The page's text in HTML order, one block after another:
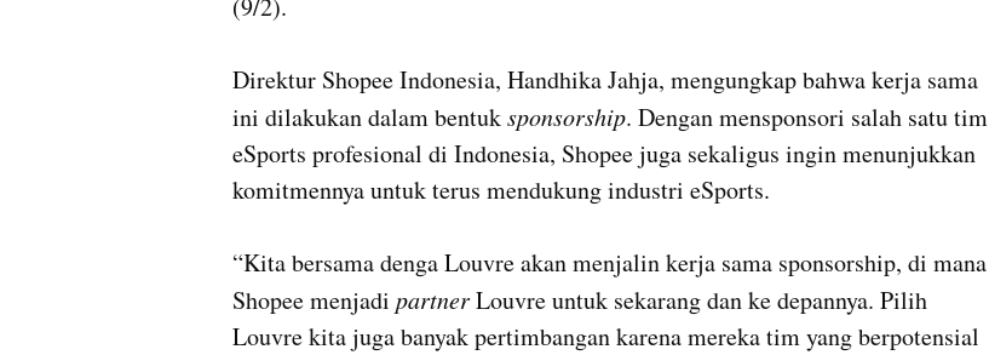
(9/2).
Direktur Shopee Indonesia, Handhika Jahja, mengungkap bahwa kerja sama
ini dilakukan dalam bentuk sponsorship. Dengan mensponsori salah satu tim
eSports profesional di Indonesia, Shopee juga sekaligus ingin menunjukkan
komitmennya untuk terus mendukung industri eSports.
“Kita bersama denga Louvre akan menjalin kerja sama sponsorship, di mana
Shopee menjadi partner Louvre untuk sekarang dan ke depannya. Pilih
Louvre kita juga banyak pertimbangan karena mereka tim yang berpotensial